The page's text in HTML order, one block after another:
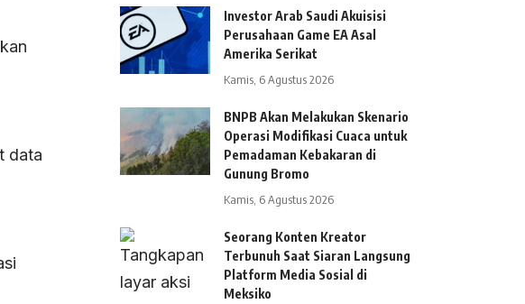
data
Investor Arab Saudi Akuisisi
Perusahaan Game EA Asal
Amerika Serikat
Kamis, 6 Agustus 2026
BNPB Akan Melakukan Skenario
Operasi Modifikasi Cuaca untuk
Pemadaman Kebakaran di
Gunung Bromo
Kamis, 6 Agustus 2026
Seorang Konten Kreator
Terbunuh Saat Siaran Langsung
Platform Media Sosial di
Meksiko